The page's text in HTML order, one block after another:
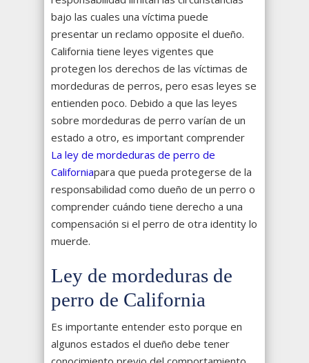
bajo las cuales una víctima puede
presentar un reclamo opposite el dueño.
California tiene leyes vigentes que
protegen los derechos de las víctimas de
mordeduras de perros, pero esas leyes se
entienden poco. Debido a que las leyes
sobre mordeduras de perro varían de un
estado a otro, es important comprender
La ley de mordeduras de perro de
Californiapara que pueda protegerse de la
responsabilidad como dueño de un perro o
comprender cuándo tiene derecho a una
compensación si el perro de otra identity lo
muerde.
Ley de mordeduras de
perro de California
Es importante entender esto porque en
algunos estados el dueño debe tener